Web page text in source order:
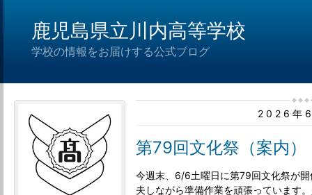
鹿児島県立川内高等学校
学校の情報をお届けする公式ブログ
2026年
第79回文化祭（案内）
今週末、6/6土曜日に第79回文化祭が
夫しながら準備作業を頑張っています